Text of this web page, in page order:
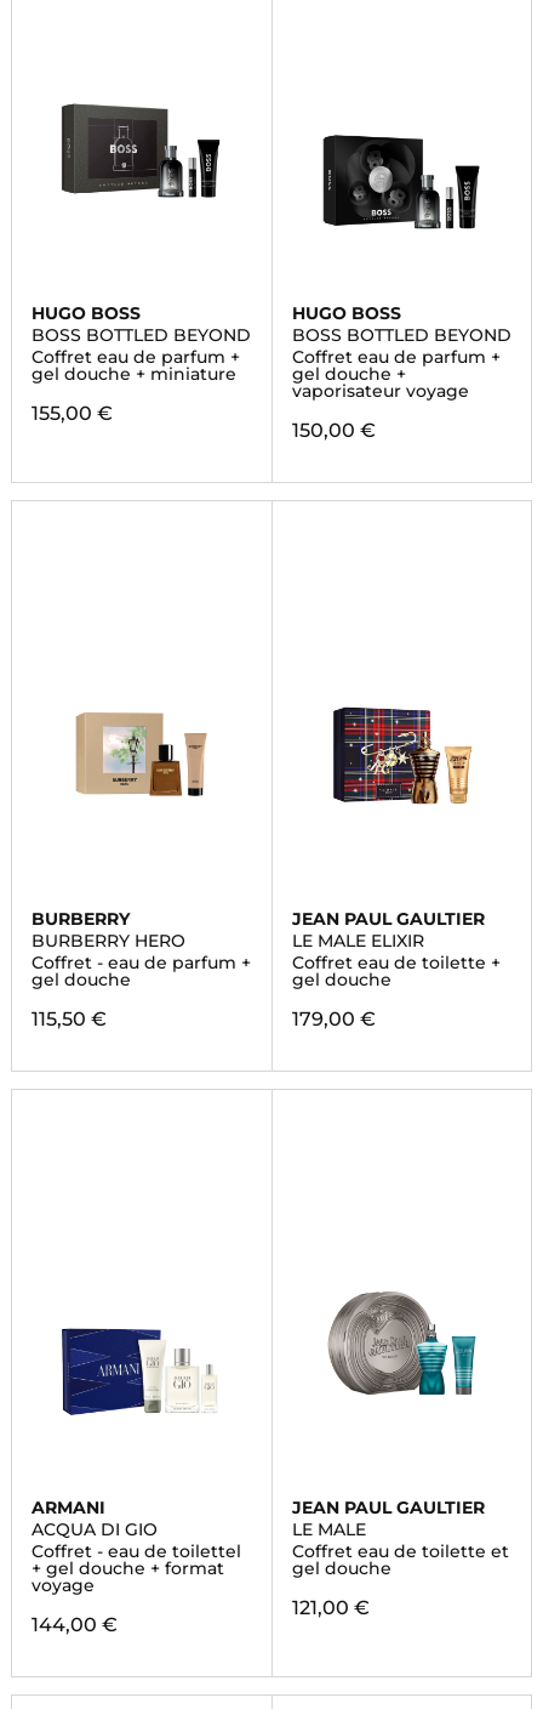
HUGO BOSS
BOSS BOTTLED BEYOND
Coffret eau de parfum +
gel douche + miniature
155,00 €
HUGO BOSS
BOSS BOTTLED BEYOND
Coffret eau de parfum +
gel douche +
vaporisateur voyage
150,00 €
BURBERRY
BURBERRY HERO
Coffret - eau de parfum +
gel douche
115,50 €
JEAN PAUL GAULTIER
LE MALE ELIXIR
Coffret eau de toilette +
gel douche
179,00 €
ARMANI
ACQUA DI GIO
Coffret - eau de toilettel
+ gel douche + format
voyage
144,00 €
JEAN PAUL GAULTIER
LE MALE
Coffret eau de toilette et
gel douche
121,00 €